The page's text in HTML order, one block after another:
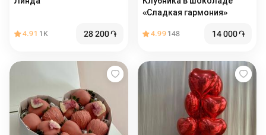
4.91 1K 28 200֏
«Сладкая гармония»
4.99 148 14 000֏